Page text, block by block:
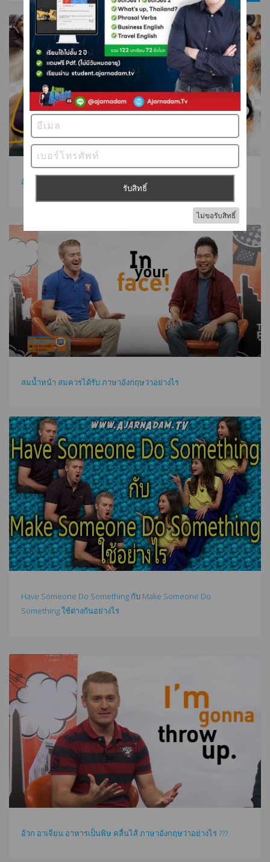
สัตวแพทย์ ภาษาอังกฤษว่าอย่างไร ?
สมน้ำหน้า สมควรได้รับ ภาษาอังกฤษว่าอย่างไร
Have Someone Do Something กับ Make Someone Do
Something ใช้ต่างกันอย่างไร
อ้วก อาเจียน อาหารเป็นพิษ คลื่นไส้ ภาษาอังกฤษว่าอย่างไร ???